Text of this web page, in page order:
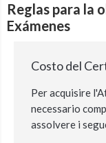
Reglas para la
Exámenes
Costo del
Per acquisire
necessario
assolvere i